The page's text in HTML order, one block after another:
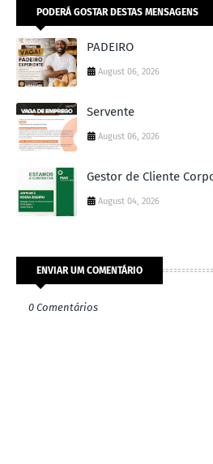
PODERÁ GOSTAR DESTAS MENSAGENS
PADEIRO
August 06, 2026
Servente
August 06, 2026
Gestor de Cliente
August 04, 2026
ENVIAR UM COMENTÁRIO
0 Comentários